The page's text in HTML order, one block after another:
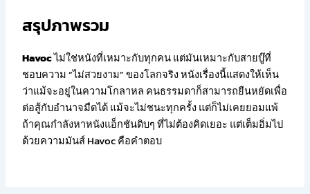
สรุปภาพรวม
Havocไม่ใช่หนังที่เหมาะกับทุกคน แต่มันเหมาะกับสายบู๊ที่
ชอบความ “ไม่สวยงาม” ของโลกจริง หนังเรื่องนี้แสดงให้เห็น
ว่าแม้จะอยู่ในความโกลาหล คนธรรมดาก็สามารถยืนหยัดเพื่อ
ต่อสู้กับอำนาจมืดได้ แม้จะไม่ชนะทุกครั้ง แต่ก็ไม่เคยยอมแพ้
ถ้าคุณกำลังหาหนังแอ็กชันดิบๆ ที่ไม่ต้องคิดเยอะ แต่เต็มอิ่มไป
ด้วยความมันส์ Havoc คือคำตอบ